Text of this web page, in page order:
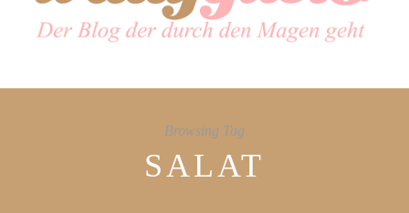
Browsing Tag
SALAT